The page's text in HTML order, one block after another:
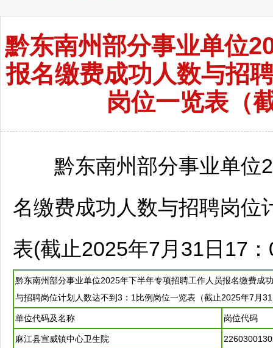
黔东南州部分事业单位
报名缴费成功人数与招
岗位一览表（
黔东南州部分事业单位
名缴费成功人数与招聘岗位
表(截止2025年7月31日17
黔东南州部分事业单位2025年下半年专项招聘工作人员报名缴费成
与招聘岗位计划人数达不到3：1比例岗位一览表（截止2025年7月
单位代码及名称 岗位代码
麻江县宣威镇中心卫生院